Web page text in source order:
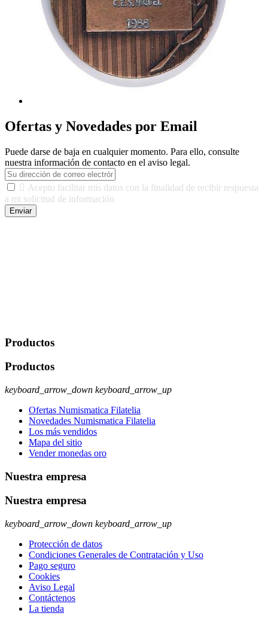
Ofertas y Novedades por Email
Puede darse de baja en cualquier momento. Para ello, consulte
nuestra información de contacto en el aviso legal.
 Acepto facilitar mis datos con la finalidad de recibir respuesta
a mi solicitud de información
Enviar
Productos
Productos
keyboard_arrow_down keyboard_arrow_up
Ofertas Numismatica Filatelia
Novedades Numismatica Filatelia
Los más vendidos
Mapa del sitio
Vender monedas oro
Nuestra empresa
Nuestra empresa
keyboard_arrow_down keyboard_arrow_up
Protección de datos
Condiciones Generales de Contratación y Uso
Pago seguro
Cookies
Aviso Legal
Contáctenos
La tienda